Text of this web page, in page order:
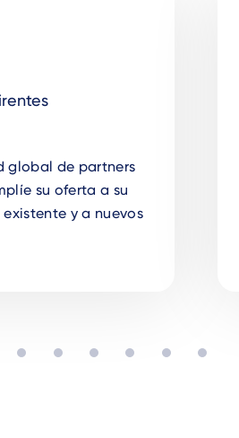
global de partners
su oferta a su
y a nuevos